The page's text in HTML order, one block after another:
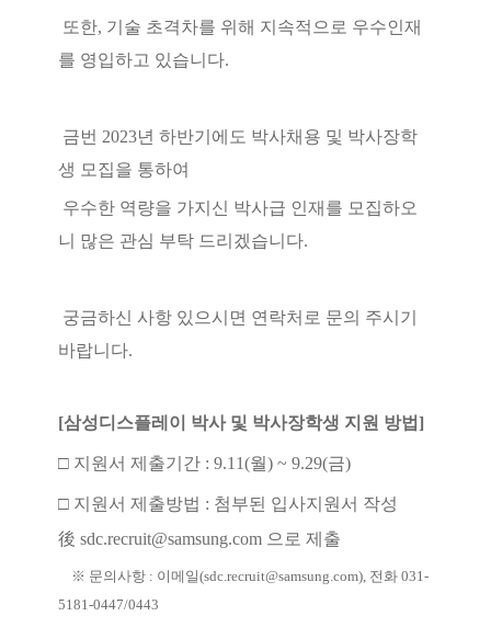
또한, 기술 초격차를 위해 지속적으로 우수인재
를 영입하고 있습니다.
금번 2023년 하반기에도 박사채용 및 박사장학
생 모집을 통하여
우수한 역량을 가지신 박사급 인재를 모집하오
니 많은 관심 부탁 드리겠습니다.
궁금하신 사항 있으시면 연락처로 문의 주시기
바랍니다.
[삼성디스플레이 박사 및 박사장학생 지원 방법]
□ 지원서 제출기간 : 9.11(월) ~ 9.29(금)
□ 지원서 제출방법 : 첨부된 입사지원서 작성
後 sdc.recruit@samsung.com 으로 제출
※ 문의사항 : 이메일(sdc.recruit@samsung.com), 전화 031-
5181-0447/0443